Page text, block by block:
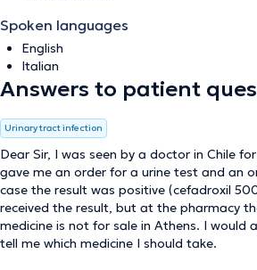
Spoken languages
English
Italian
Answers to patient
Urinary tract infection
Dear Sir, I was seen by a doctor in Chile
gave me an order for a urine test and an
case the result was positive (cefadroxil
received the result, but at the pharmacy
medicine is not for sale in Athens. I would
tell me which medicine I should take.